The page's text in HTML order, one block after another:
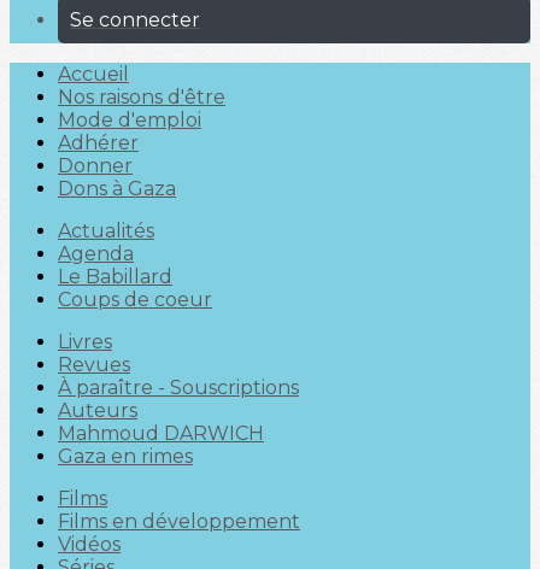
Se connecter
Accueil
Nos raisons d'être
Mode d'emploi
Adhérer
Donner
Dons à Gaza
Actualités
Agenda
Le Babillard
Coups de coeur
Livres
Revues
À paraître - Souscriptions
Auteurs
Mahmoud DARWICH
Gaza en rimes
Films
Films en développement
Vidéos